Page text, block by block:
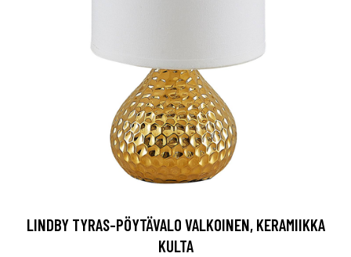
LINDBY TYRAS-PÖYTÄVALO VALKOINEN, KERAMIIKKA
KULTA